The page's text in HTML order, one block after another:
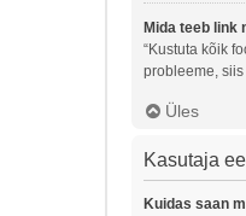
Mida teeb link
“Kustuta kõik
probleeme,
Üles
Kasutaja
Kuidas saan